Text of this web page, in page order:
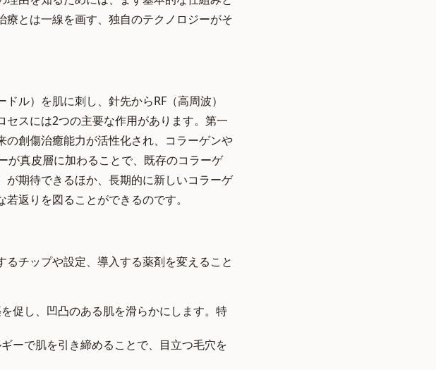
とは一線を画す、独自のテクノロジーがそ
ル）を肌に刺し、針先からRF（高周波）
スには2つの主要な作用があります。第一
創傷治癒能力が活性化され、コラーゲンや
が真皮層に加わることで、既存のコラーゲ
期待できるほか、長期的に新しいコラーゲ
返りを図ることができるのです。
チップや設定、導入する薬剤を変えること
促し、凹凸のある肌を滑らかにします。特
ーで肌を引き締めることで、目立つ毛穴を